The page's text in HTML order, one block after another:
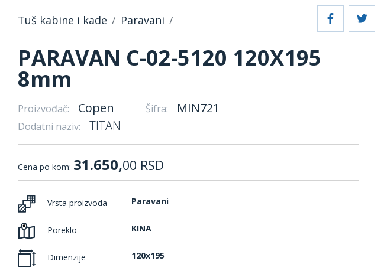
Tuš kabine i kade Paravani
PARAVAN C-02-5120 120X195
8mm
Proizvođač: Copen Šifra: MIN721
Dodatni naziv: TITAN
Cena po kom: 31.650,00 RSD
Vrsta proizvoda Paravani
Poreklo KINA
Dimenzije 120x195